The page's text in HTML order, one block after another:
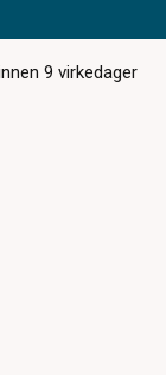
9 virkedager